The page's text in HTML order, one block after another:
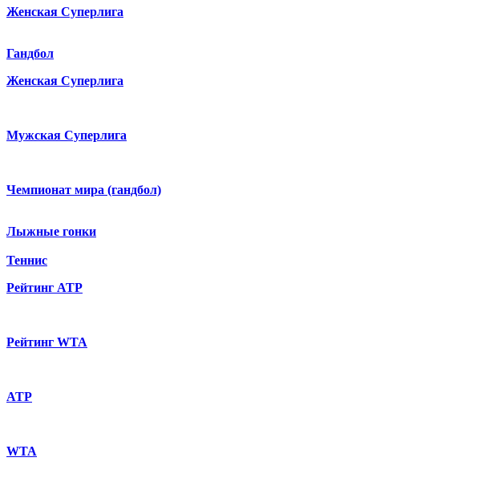
Женская Суперлига
Гандбол
Женская Суперлига
Мужская Суперлига
Чемпионат мира (гандбол)
Лыжные гонки
Теннис
Рейтинг ATP
Рейтинг WTA
ATP
WTA